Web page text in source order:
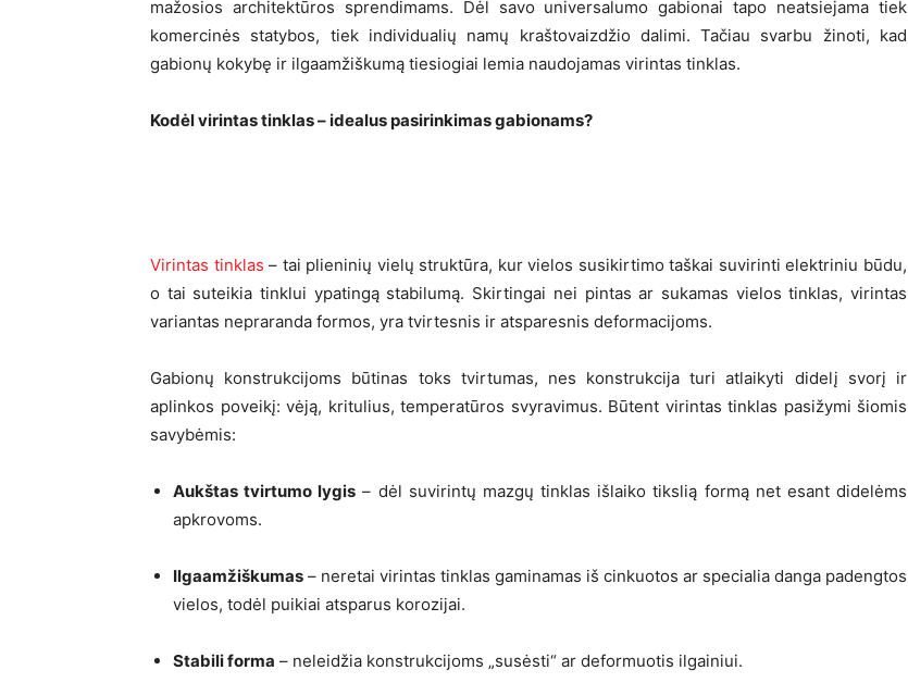
mažosios architektūros sprendimams. Dėl savo universalumo gabionai tapo neatsiejama tiek
komercinės statybos, tiek individualių namų kraštovaizdžio dalimi. Tačiau svarbu žinoti, kad
gabionų kokybę ir ilgaamžiškumą tiesiogiai lemia naudojamas virintas tinklas.
Kodėl virintas tinklas – idealus pasirinkimas gabionams?
Virintas tinklas – tai plieninių vielų struktūra, kur vielos susikirtimo taškai suvirinti elektriniu būdu,
o tai suteikia tinklui ypatingą stabilumą. Skirtingai nei pintas ar sukamas vielos tinklas, virintas
variantas nepraranda formos, yra tvirtesnis ir atsparesnis deformacijoms.
Gabionų konstrukcijoms būtinas toks tvirtumas, nes konstrukcija turi atlaikyti didelį svorį ir
aplinkos poveikį: vėją, kritulius, temperatūros svyravimus. Būtent virintas tinklas pasižymi šiomis
savybėmis:
Aukštas tvirtumo lygis – dėl suvirintų mazgų tinklas išlaiko tikslią formą net esant didelėms
apkrovoms.
Ilgaamžiškumas – neretai virintas tinklas gaminamas iš cinkuotos ar specialia danga padengtos
vielos, todėl puikiai atsparus korozijai.
Stabili forma – neleidžia konstrukcijoms „susėsti“ ar deformuotis ilgainiui.